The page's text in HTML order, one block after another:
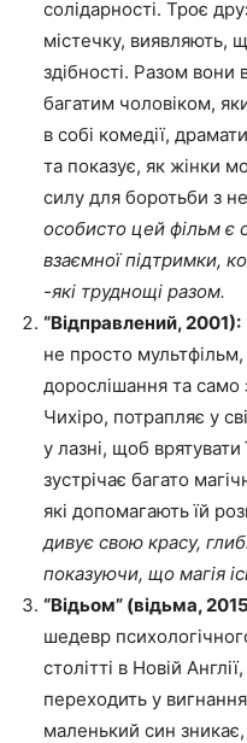
солідарності. Троє
містечку, виявляють,
здібності. Разом
багатим чоловіком,
в собі комедії,
та показує, як жінки
силу для боротьби з
особисто цей фільм є
взаємної підтримки,
-які труднощі разом.
“Відправлений, 2001):
не просто
дорослішання та само
Чихіро, потрапляє у
у лазні, щоб врятувати
зустрічає багато
які допомагають їй
дивує свою красу,
показуючи, що магія
“Відьом” (відьма,
шедевр
столітті в Новій
переходить у вигнання
маленький син